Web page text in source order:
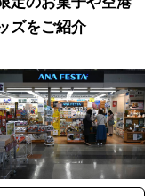
ズをご紹介